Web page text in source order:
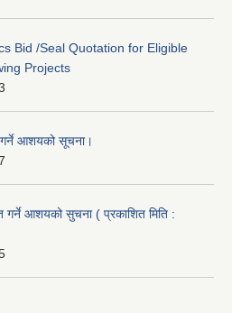
Bid /Seal Quotation for Eligible
Projects
आशयको सूचना।
गर्ने आशयको सुचना ( प्रकाशित मिति :